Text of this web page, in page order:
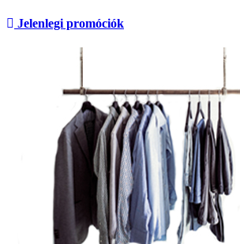
Jelenlegi promóciók